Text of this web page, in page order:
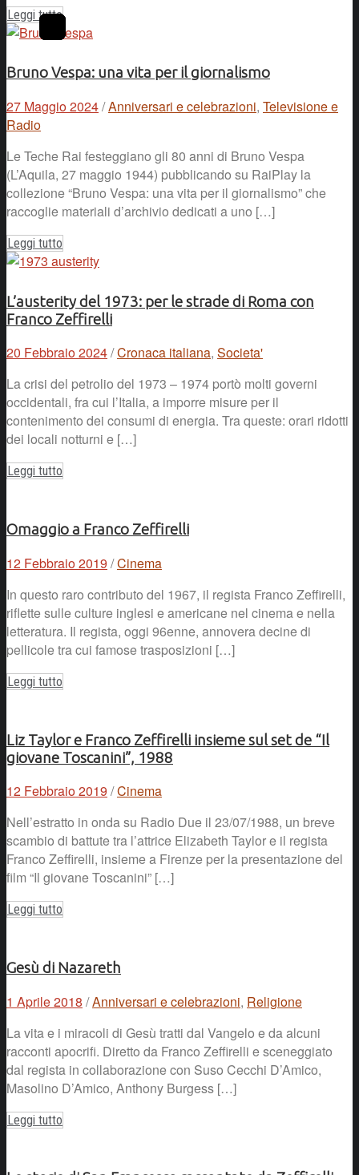
Leggi tutto
Bruno Vespa: una vita per il giornalismo
27 Maggio 2024/Anniversari e celebrazioni, Televisione e
Radio
Le Teche Rai festeggiano gli 80 anni di Bruno Vespa
(L’Aquila, 27 maggio 1944) pubblicando su RaiPlay la
collezione “Bruno Vespa: una vita per il giornalismo” che
raccoglie materiali d’archivio dedicati a uno […]
Leggi tutto
L’austerity del 1973: per le strade di Roma con
Franco Zeffirelli
20 Febbraio 2024/Cronaca italiana, Societa'
La crisi del petrolio del 1973 – 1974 portò molti governi
occidentali, fra cui l’Italia, a imporre misure per il
contenimento dei consumi di energia. Tra queste: orari ridotti
dei locali notturni e […]
Leggi tutto
Omaggio a Franco Zeffirelli
12 Febbraio 2019 /Cinema
In questo raro contributo del 1967, il regista Franco Zeffirelli,
riflette sulle culture inglesi e americane nel cinema e nella
letteratura. Il regista, oggi 96enne, annovera decine di
pellicole tra cui famose trasposizioni […]
Leggi tutto
Liz Taylor e Franco Zeffirelli insieme sul set de “Il
giovane Toscanini”, 1988
12 Febbraio 2019 /Cinema
Nell’estratto in onda su Radio Due il 23/07/1988, un breve
scambio di battute tra l’attrice Elizabeth Taylor e il regista
Franco Zeffirelli, insieme a Firenze per la presentazione del
film “Il giovane Toscanini” […]
Leggi tutto
Gesù di Nazareth
1 Aprile 2018 /Anniversari e celebrazioni, Religione
La vita e i miracoli di Gesù tratti dal Vangelo e da alcuni
racconti apocrifi. Diretto da Franco Zeffirelli e sceneggiato
dal regista in collaborazione con Suso Cecchi D’Amico,
Masolino D’Amico, Anthony Burgess […]
Leggi tutto